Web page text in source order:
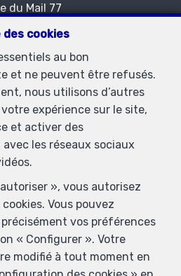
cookies
au bon
et ne peuvent être refusés.
nous utilisons d’autres
expérience sur le site,
et activer des
les réseaux sociaux
», vous autorisez
Vous pouvez
vos préférences
« Configurer ». Votre
modifié à tout moment en
—
du Mail 77
Bruxelles
—
sous le numéro 505438 en
: TVA BE-0425.723.793-
professionnel des agents
16B, 1000 Bruxelles
- Soumis au
de l’ IPI
via AXA Belgium
1000 Bruxelles – police n°
valable pour les activités
en Belgique